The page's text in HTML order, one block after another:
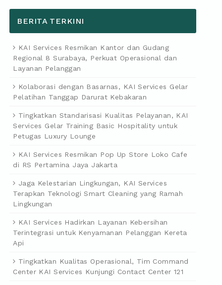
BERITA TERKINI
KAI Services Resmikan Kantor dan Gudang
Regional 8 Surabaya, Perkuat Operasional dan
Layanan Pelanggan
Kolaborasi dengan Basarnas, KAI Services Gelar
Pelatihan Tanggap Darurat Kebakaran
Tingkatkan Standarisasi Kualitas Pelayanan, KAI
Services Gelar Training Basic Hospitality untuk
Petugas Luxury Lounge
KAI Services Resmikan Pop Up Store Loko Cafe
di RS Pertamina Jaya Jakarta
Jaga Kelestarian Lingkungan, KAI Services
Terapkan Teknologi Smart Cleaning yang Ramah
Lingkungan
KAI Services Hadirkan Layanan Kebersihan
Terintegrasi untuk Kenyamanan Pelanggan Kereta
Api
Tingkatkan Kualitas Operasional, Tim Command
Center KAI Services Kunjungi Contact Center 121